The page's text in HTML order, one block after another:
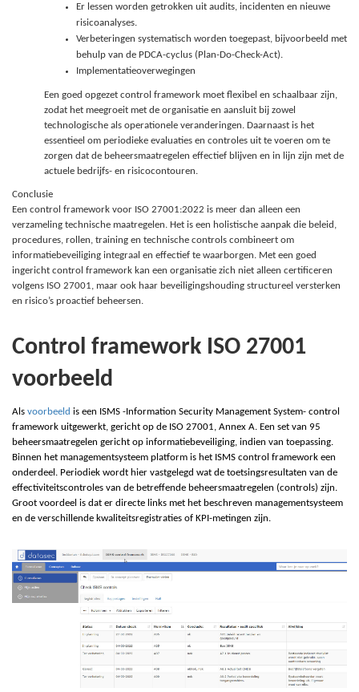
Er lessen worden getrokken uit audits, incidenten en nieuwe
risicoanalyses.
Verbeteringen systematisch worden toegepast, bijvoorbeeld met
behulp van de PDCA-cyclus (Plan-Do-Check-Act).
Implementatieoverwegingen
Een goed opgezet control framework moet flexibel en schaalbaar zijn,
zodat het meegroeit met de organisatie en aansluit bij zowel
technologische als operationele veranderingen. Daarnaast is het
essentieel om periodieke evaluaties en controles uit te voeren om te
zorgen dat de beheersmaatregelen effectief blijven en in lijn zijn met de
actuele bedrijfs- en risicocontouren.
Conclusie
Een control framework voor ISO 27001:2022 is meer dan alleen een
verzameling technische maatregelen. Het is een holistische aanpak die beleid,
procedures, rollen, training en technische controls combineert om
informatiebeveiliging integraal en effectief te waarborgen. Met een goed
ingericht control framework kan een organisatie zich niet alleen certificeren
volgens ISO 27001, maar ook haar beveiligingshouding structureel versterken
en risico’s proactief beheersen.
Control framework ISO 27001
voorbeeld
Als voorbeeld is een ISMS -Information Security Management System- control
framework uitgewerkt, gericht op de ISO 27001, Annex A. Een set van 95
beheersmaatregelen gericht op informatiebeveiliging, indien van toepassing.
Binnen het managementsysteem platform is het ISMS control framework een
onderdeel. Periodiek wordt hier vastgelegd wat de toetsingsresultaten van de
effectiviteitscontroles van de betreffende beheersmaatregelen (controls) zijn.
Groot voordeel is dat er directe links met het beschreven managementsysteem
en de verschillende kwaliteitsregistraties of KPI-metingen zijn.